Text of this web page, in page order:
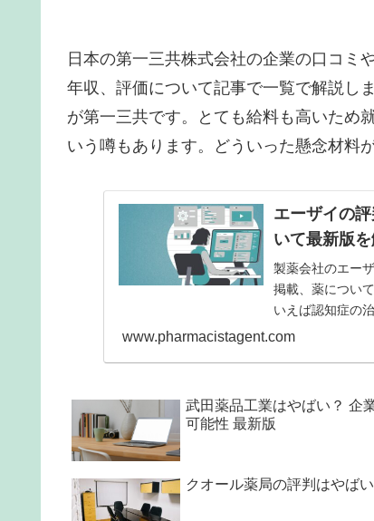
日本の第一三共株式会社の企業の口コミ
年収、評価について記事で一覧で解説し
が第一三共です。とても給料も高いため
いう噂もあります。どういった懸念材料
エーザイの
いて最新版
製薬会社のエー
掲載、薬につい
いえば認知症の
上順位は、内資
www.pharmacistagent.com
武田薬品工業はやばい？ 企
可能性 最新版
クオール薬局の評判はやば